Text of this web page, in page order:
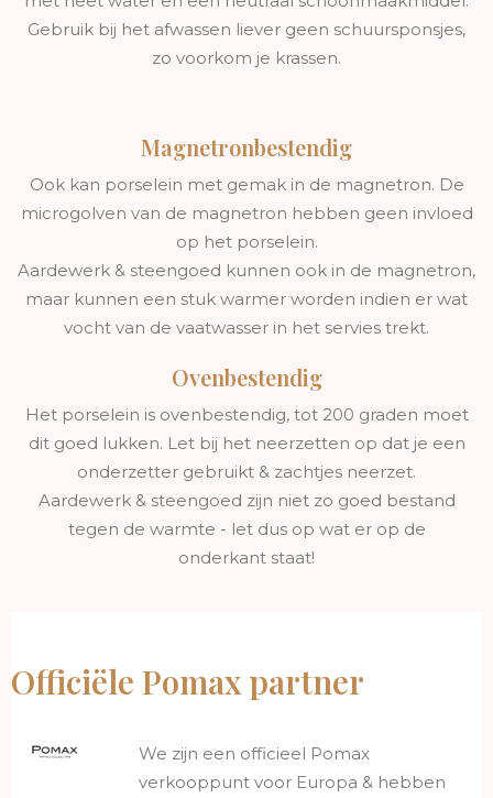
Gebruik bij het afwassen liever geen schuursponsjes,
zo voorkom je krassen.
Magnetronbestendig
Ook kan porselein met gemak in de magnetron. De
microgolven van de magnetron hebben geen invloed
op het porselein.
Aardewerk & steengoed kunnen ook in de magnetron,
maar kunnen een stuk warmer worden indien er wat
vocht van de vaatwasser in het servies trekt.
Ovenbestendig
Het porselein is ovenbestendig, tot 200 graden moet
dit goed lukken. Let bij het neerzetten op dat je een
onderzetter gebruikt & zachtjes neerzet.
Aardewerk & steengoed zijn niet zo goed bestand
tegen de warmte - let dus op wat er op de
onderkant staat!
Officiële Pomax partner
We zijn een officieel Pomax
verkooppunt voor Europa & hebben